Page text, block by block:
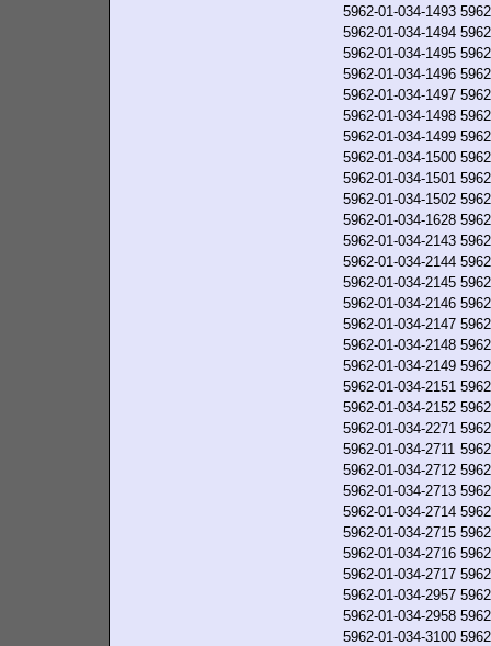
5962-01-034-1493
5962-01-034-1494
5962-01-034-1495
5962-01-034-1496
5962-01-034-1497
5962-01-034-1498
5962-01-034-1499
5962-01-034-1500
5962-01-034-1501
5962-01-034-1502
5962-01-034-1628
5962-01-034-2143
5962-01-034-2144
5962-01-034-2145
5962-01-034-2146
5962-01-034-2147
5962-01-034-2148
5962-01-034-2149
5962-01-034-2151
5962-01-034-2152
5962-01-034-2271
5962-01-034-2711
5962-01-034-2712
5962-01-034-2713
5962-01-034-2714
5962-01-034-2715
5962-01-034-2716
5962-01-034-2717
5962-01-034-2957
5962-01-034-2958
5962-01-034-3100